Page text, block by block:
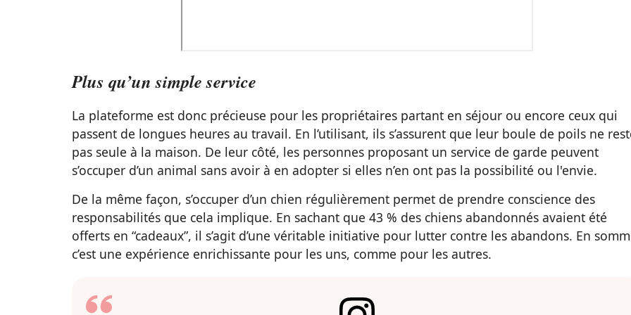
Plus qu’un simple service
La plateforme est donc précieuse pour les propriétaires partant en séjour ou encore ceux qui
passent de longues heures au travail. En l’utilisant, ils s’assurent que leur boule de poils ne
pas seule à la maison. De leur côté, les personnes proposant un service de garde peuvent
s’occuper d’un animal sans avoir à en adopter si elles n’en ont pas la possibilité ou l'envie.
De la même façon, s’occuper d’un chien régulièrement permet de prendre conscience des
responsabilités que cela implique. En sachant que 43 % des chiens abandonnés avaient été
offerts en “cadeaux”, il s’agit d’une véritable initiative pour lutter contre les abandons. En
c’est une expérience enrichissante pour les uns, comme pour les autres.